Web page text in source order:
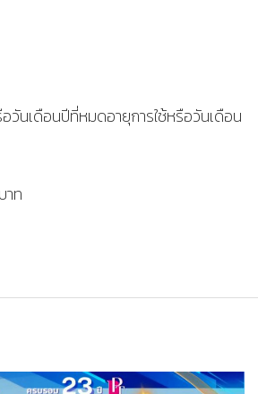
วันเดือนปีที่หมดอายุการใช้หรือวันเดือน
าท